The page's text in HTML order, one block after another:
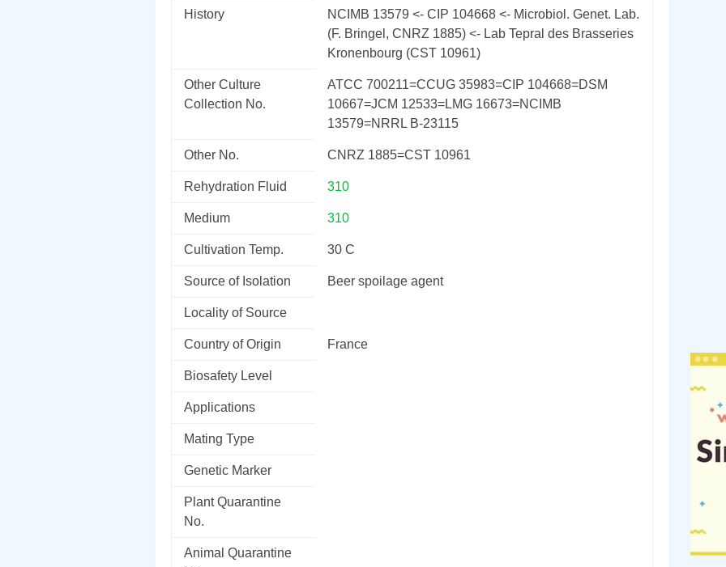
History
NCIMB 13579 <- CIP 104668 <- Microbiol. Genet. Lab.
(F. Bringel, CNRZ 1885) <- Lab Tepral des Brasseries
Kronenbourg (CST 10961)
Other Culture
Collection No.
ATCC 700211=CCUG 35983=CIP 104668=DSM
10667=JCM 12533=LMG 16673=NCIMB
13579=NRRL B-23115
Other No. CNRZ 1885=CST 10961
Rehydration Fluid 310
Medium 310
Cultivation Temp. 30 C
Source of Isolation Beer spoilage agent
Locality of Source
Country of Origin France
Biosafety Level
Applications
Mating Type
Genetic Marker
Plant Quarantine
No.
Animal Quarantine